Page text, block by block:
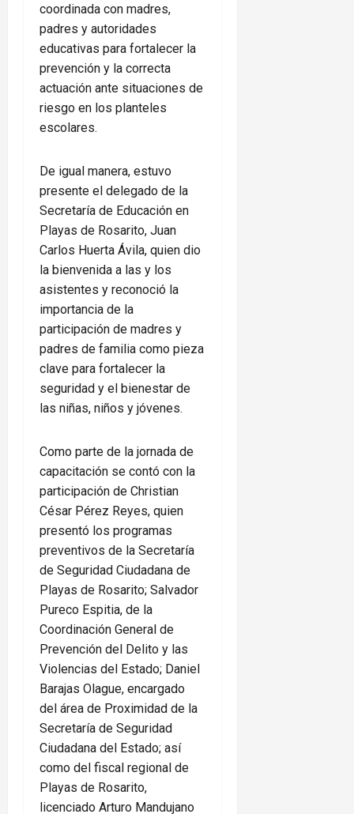
coordinada con madres,
padres y autoridades
educativas para fortalecer la
prevención y la correcta
actuación ante situaciones de
riesgo en los planteles
escolares.
De igual manera, estuvo
presente el delegado de la
Secretaría de Educación en
Playas de Rosarito, Juan
Carlos Huerta Ávila, quien dio
la bienvenida a las y los
asistentes y reconoció la
importancia de la
participación de madres y
padres de familia como pieza
clave para fortalecer la
seguridad y el bienestar de
las niñas, niños y jóvenes.
Como parte de la jornada de
capacitación se contó con la
participación de Christian
César Pérez Reyes, quien
presentó los programas
preventivos de la Secretaría
de Seguridad Ciudadana de
Playas de Rosarito; Salvador
Pureco Espitia, de la
Coordinación General de
Prevención del Delito y las
Violencias del Estado; Daniel
Barajas Olague, encargado
del área de Proximidad de la
Secretaría de Seguridad
Ciudadana del Estado; así
como del fiscal regional de
Playas de Rosarito,
licenciado Arturo Mandujano